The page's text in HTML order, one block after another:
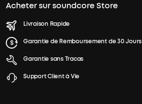
Acheter sur soundcore Store
Livraison Rapide
Garantie de Remboursement de 30 Jours
Garantie sans Tracas
Support Client à Vie